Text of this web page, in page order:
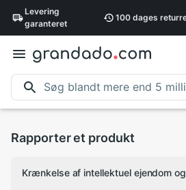
Levering
garanteret
100 dages
Rapporter et produkt
Krænkelse af intellektuel ejendom